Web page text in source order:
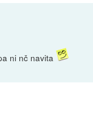
ni nč navita